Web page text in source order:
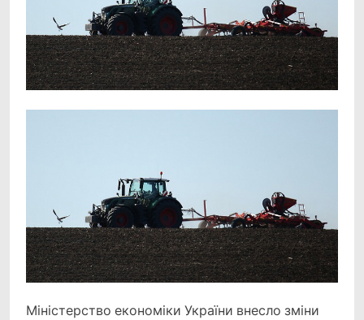
Міністерство економіки України внесло зміни